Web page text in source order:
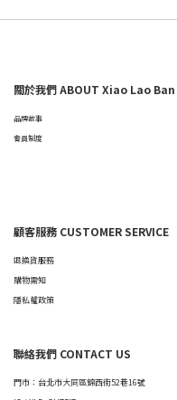
關於我們 ABOUT Xiao Lao Ban
品牌故事
會員制度
顧客服務 CUSTOMER SERVICE
退換貨服務
購物需知
隱私權政策
聯絡我們 CONTACT US
門市：台北市大同區錦西街52巷16號